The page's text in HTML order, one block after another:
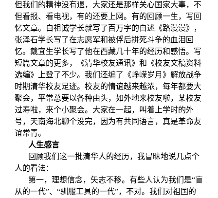
但我们的精神没有退，大家还是那样关心国家大事，不
但看报、看电视，有的还要上网。有的回顾一生，写回
忆文章。白祖诚学长就写了百万字的自述《路漫漫》，
张泽石学长写了在志愿军和被俘后拼死斗争的血泪回
忆。戴宜生学长写了他在西藏几十年的经历和感悟。写
短篇文章的更多，《清华校友通讯》和《校友文稿资料
选编》上登了不少。我们还编了《峥嵘岁月》解放战争
时期清华校友足迹。校友的情谊越来越浓，每年都要大
聚会，平常总要以各种由头，如外地来校友啦，某校友
过寿啦，来个小聚会。大家在一起，叫着上学时的外
号，天南海北聊个没完，因为有共同语言，真是革命友
谊常青。
人生感言
回顾我们这一批清华人的经历，我冒昧地说几点个
人的看法：
第一，理想信念，矢志不移。有些人认为我们是“盲
从的一代”、“驯服工具的一代”，不对。我们对祖国的